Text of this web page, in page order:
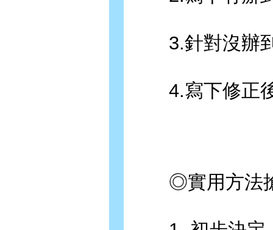
3.針對沒辦到
4.寫下修正後
◎實用方法